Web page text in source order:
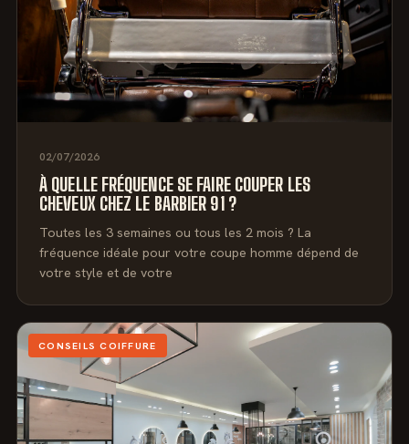
02/07/2026
À QUELLE FRÉQUENCE SE FAIRE COUPER LES
CHEVEUX CHEZ LE BARBIER 91 ?
Toutes les 3 semaines ou tous les 2 mois ? La
fréquence idéale pour votre coupe homme dépend de
votre style et de votre
CONSEILS COIFFURE